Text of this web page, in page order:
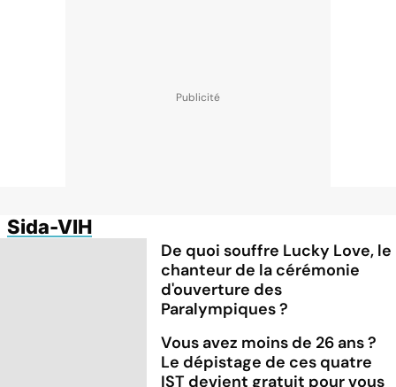
Sida-VIH
De quoi souffre Lucky Love, le
chanteur de la cérémonie
d'ouverture des
Paralympiques ?
Vous avez moins de 26 ans ?
Le dépistage de ces quatre
IST devient gratuit pour vous